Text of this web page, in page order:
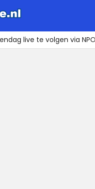
live te volgen via